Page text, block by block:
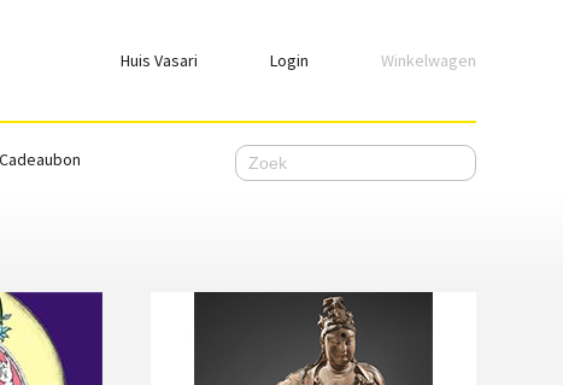
Huis Vasari Login
Login
Emailadres
Ik wil ingelogd blijven
WACHTWOORD VERGETEN
Winkelwagen
Cadeaubon